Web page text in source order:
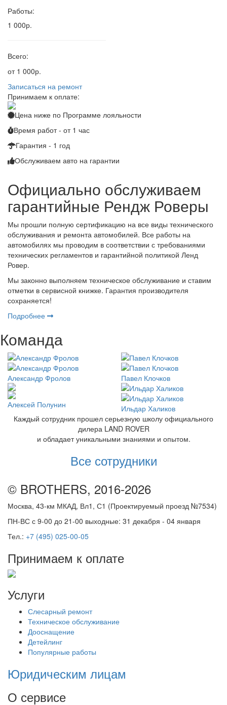
Работы:
1 000р.
Всего:
от 1 000р.
Записаться на ремонт
Принимаем к оплате:
Цена ниже по Программе лояльности
Время работ - от 1 час
Гарантия - 1 год
Обслуживаем авто на гарантии
Официально обслуживаем
гарантийные Рендж Роверы
Мы прошли полную сертификацию на все виды технического
обслуживания и ремонта автомобилей. Все работы на
автомобилях мы проводим в соответствии с требованиями
технических регламентов и гарантийной политикой Ленд
Ровер.
Мы законно выполняем техническое обслуживание и ставим
отметки в сервисной книжке. Гарантия производителя
сохраняется!
Подробнее
Команда
Александр Фролов Павел Клочков
Алексей Полунин
Ильдар Халиков
Каждый сотрудник прошел серьезную школу официального
дилера LAND ROVER
и обладает уникальными знаниями и опытом.
Все сотрудники
© BROTHERS, 2016-2026
Москва, 43-км МКАД, Вл1, С1 (Проектируемый проезд №7534)
ПН-ВС с 9-00 до 21-00 выходные: 31 декабря - 04 января
Тел.: +7 (495) 025-00-05
Принимаем к оплате
Услуги
Слесарный ремонт
Техническое обслуживание
Дооснащение
Детейлинг
Популярные работы
Юридическим лицам
О сервисе